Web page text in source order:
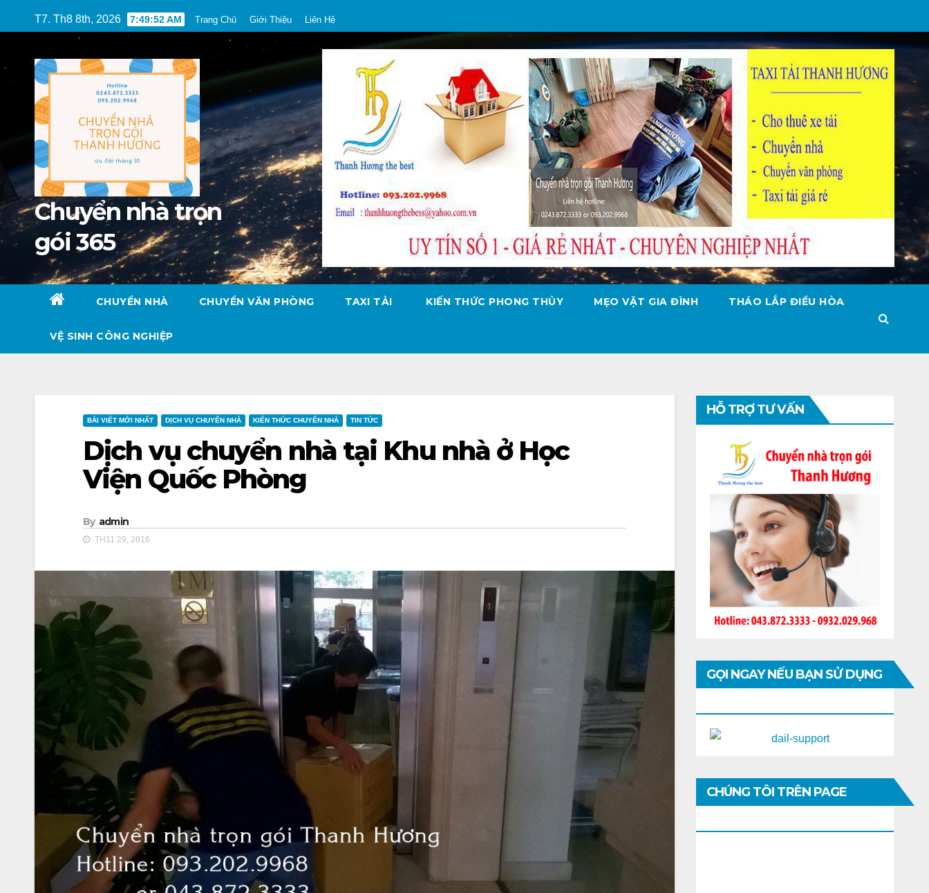
to
T7. Th8 8th, 2026 7:49:53 AM Trang Chủ Giới Thiệu Liên Hệ
Chuyển nhà trọn
gói 365
CHUYỂN NHÀ CHUYỂN VĂN PHÒNG TAXI TẢI KIẾN THỨC PHONG THỦY MẸO VẶT GIA ĐÌNH THÁO LẮP ĐIỀU HÒA
VỆ SINH CÔNG NGHIỆP
BÀI VIẾT MỚI NHẤT DỊCH VỤ CHUYỂN NHÀ KIẾN THỨC CHUYỂN NHÀ TIN TỨC
Dịch vụ chuyển nhà tại Khu nhà ở Học
Viện Quốc Phòng
By admin
TH11 29, 2016
HỖ TRỢ TƯ VẤN
GỌI NGAY NẾU BẠN SỬ DỤNG
CHÚNG TÔI TRÊN PAGE